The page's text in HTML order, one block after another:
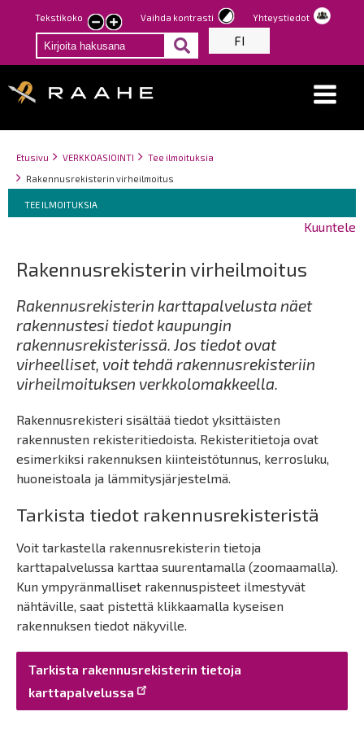
Hyppää
pääsisältöön
Tekstikoko
Pienennä
tekstin
kokoa
Suurenna
tekstin
kokoa
Vaihda kontrasti Yhteystiedot
FI
Breadcrumbs
You
are
Etusivu VERKKOASIOINTI
Tee ilmoituksia
Rakennusrekisterin virheilmoitus
Breadcrumbs
You
are
TEE ILMOITUKSIA
Kuuntele
Rakennusrekisterin virheilmoitus
Rakennusrekisterin karttapalvelusta näet
rakennustesi tiedot kaupungin
rakennusrekisterissä. Jos tiedot ovat
virheelliset, voit tehdä rakennusrekisteriin
virheilmoituksen verkkolomakkeella.
Rakennusrekisteri sisältää tiedot yksittäisten
rakennusten rekisteritiedoista. Rekisteritietoja ovat
esimerkiksi rakennuksen kiinteistötunnus, kerrosluku,
huoneistoala ja lämmitysjärjestelmä.
Tarkista tiedot rakennusrekisteristä
Voit tarkastella rakennusrekisterin tietoja
karttapalvelussa karttaa suurentamalla (zoomaamalla).
Kun ympyränmalliset rakennuspisteet ilmestyvät
nähtäville, saat pistettä klikkaamalla kyseisen
rakennuksen tiedot näkyville.
Tarkista rakennusrekisterin tietoja
karttapalvelussa